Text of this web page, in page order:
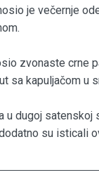
je večernje
zvonaste crne
sa kapuljačom u
u dugoj satenskoj
su isticali